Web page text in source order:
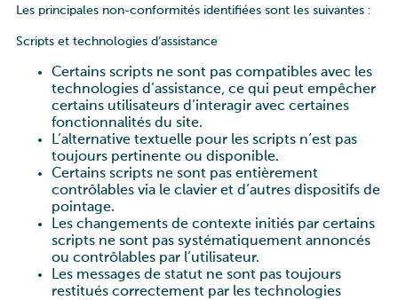
Les principales non-conformités identifiées sont les suivantes :
Scripts et technologies d’assistance
Certains scripts ne sont pas compatibles avec les
technologies d’assistance, ce qui peut empêcher
certains utilisateurs d’interagir avec certaines
fonctionnalités du site.
L’alternative textuelle pour les scripts n’est pas
toujours pertinente ou disponible.
Certains scripts ne sont pas entièrement
contrôlables via le clavier et d’autres dispositifs de
pointage.
Les changements de contexte initiés par certains
scripts ne sont pas systématiquement annoncés
ou contrôlables par l’utilisateur.
Les messages de statut ne sont pas toujours
restitués correctement par les technologies